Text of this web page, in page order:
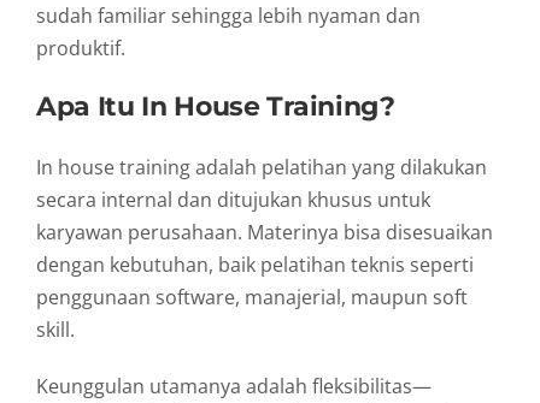
sudah familiar sehingga lebih nyaman dan
produktif.
Apa Itu In House Training?
In house training adalah pelatihan yang dilakukan
secara internal dan ditujukan khusus untuk
karyawan perusahaan. Materinya bisa disesuaikan
dengan kebutuhan, baik pelatihan teknis seperti
penggunaan software, manajerial, maupun soft
skill.
Keunggulan utamanya adalah fleksibilitas—